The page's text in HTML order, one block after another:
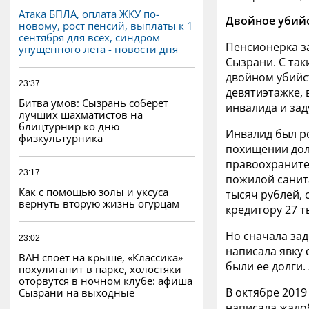
Атака БПЛА, оплата ЖКУ по-
новому, рост пенсий, выплаты к 1
сентября для всех, синдром
упущенного лета - новости дня
23:37
Битва умов: Сызрань соберет
лучших шахматистов на
блицтурнир ко дню
физкультурника
23:17
Как с помощью золы и уксуса
вернуть вторую жизнь огурцам
23:02
ВАН споет на крыше, «Классика»
похулиганит в парке, холостяки
оторвутся в ночном клубе: афиша
Сызрани на выходные
Двойное
Пенсионерка
Сызрани. С
двойном
инвалида и
Инвалид был
похищении
пожилой
тысяч рублей,
кредитору 27
Но сначала
написала
были ее
В октябре